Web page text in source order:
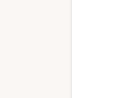
mejor
Sin